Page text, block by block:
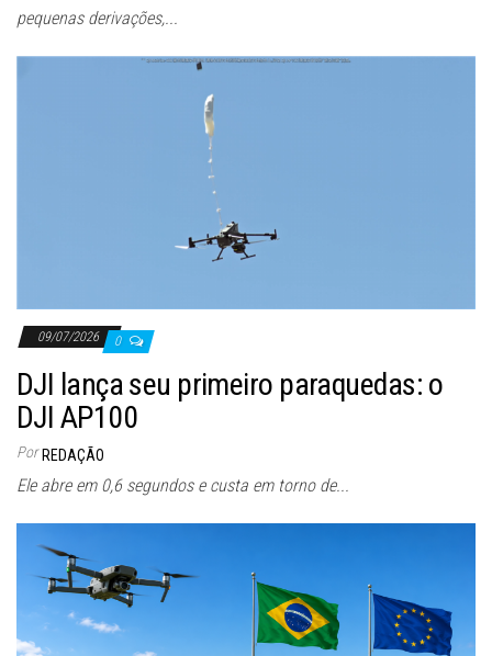
pequenas derivações,...
09/07/2026 0
DJI lança seu primeiro paraquedas: o
DJI AP100
Por REDAÇÃO
Ele abre em 0,6 segundos e custa em torno de...